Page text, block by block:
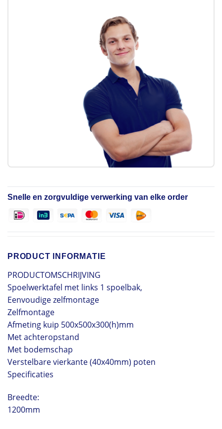
Snelle en zorgvuldige verwerking van elke order
PRODUCT INFORMATIE
PRODUCTOMSCHRIJVING
Spoelwerktafel met links 1 spoelbak,
Eenvoudige zelfmontage
Zelfmontage
Afmeting kuip 500x500x300(h)mm
Met achteropstand
Met bodemschap
Verstelbare vierkante (40x40mm) poten
Specificaties
Breedte:
1200mm